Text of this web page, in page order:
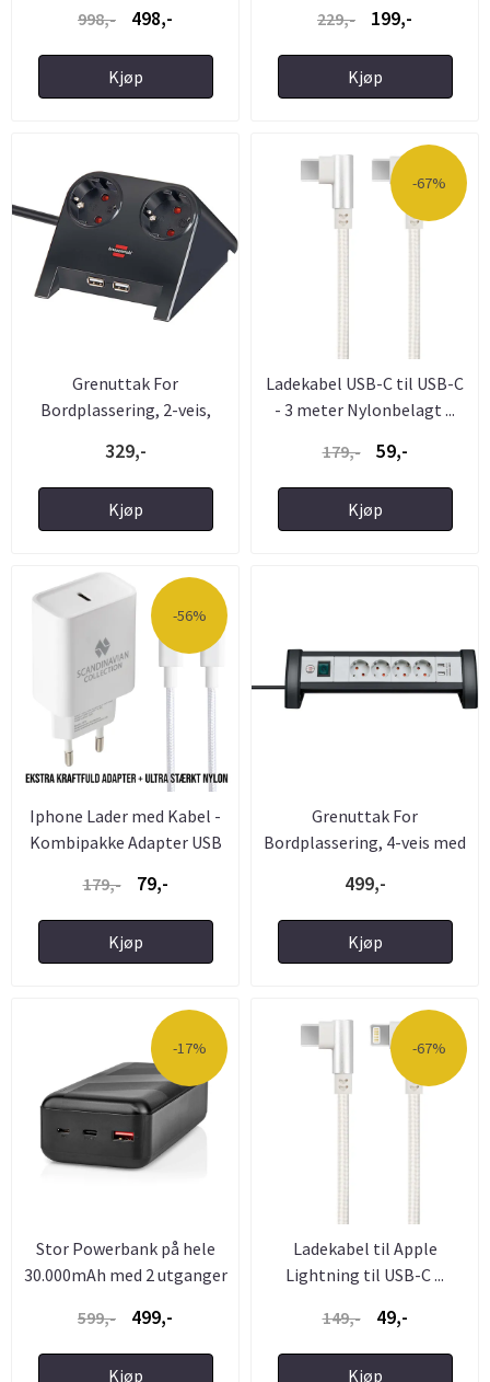
998,-
498,-
Kjøp
229,-
199,-
Kjøp
Grenuttak For
Bordplassering, 2-veis,
329,-
Kjøp
-67%
Ladekabel USB-C til USB-C
- 3 meter Nylonbelagt ...
179,-
59,-
Kjøp
-56%
Iphone Lader med Kabel -
Kombipakke Adapter USB
179,- 79,-
Kjøp
Grenuttak For
Bordplassering, 4-veis med
499,-
Kjøp
-17%
Stor Powerbank på hele
30.000mAh med 2 utganger
599,- 499,-
Kjøp
-67%
Ladekabel til Apple
Lightning til USB-C ...
149,-
49,-
Kjøp